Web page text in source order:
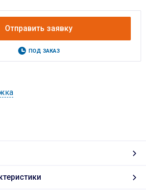
Отправить заявку
ПОД ЗАКАЗ